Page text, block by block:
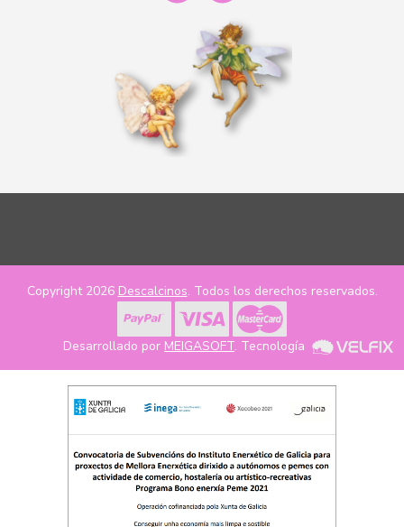
Copyright 2026 Descalcinos. Todos los derechos reservados.
Desarrollado por MEIGASOFT. Tecnología